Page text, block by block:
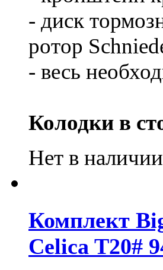
- диск
ротор
- весь
Колодки в
Нет в наличии
Комплект
Celica T20#